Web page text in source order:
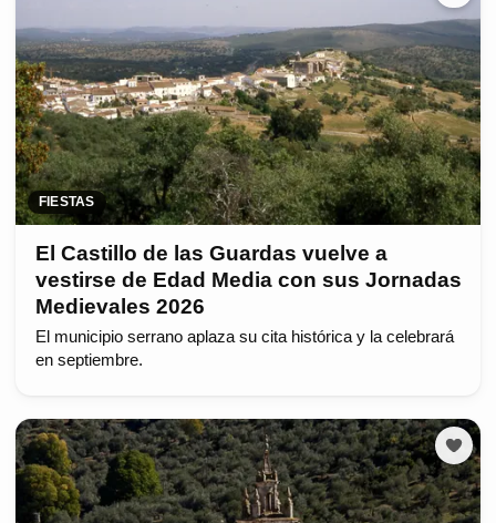
FIESTAS
El Castillo de las Guardas vuelve a
vestirse de Edad Media con sus Jornadas
Medievales 2026
El municipio serrano aplaza su cita histórica y la celebrará
en septiembre.